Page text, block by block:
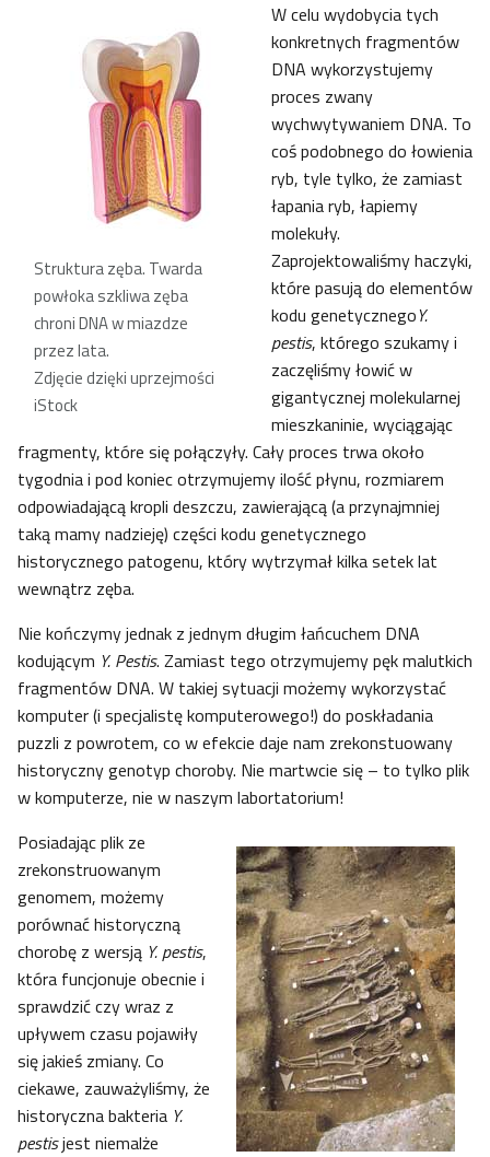
Struktura zęba. Twarda
powłoka szkliwa zęba
chroni DNA w miazdze
przez lata.
Zdjęcie dzięki uprzejmości
iStock
W celu wydobycia tych
konkretnych fragmentów
DNA wykorzystujemy
proces zwany
wychwytywaniem DNA. To
coś podobnego do łowienia
ryb, tyle tylko, że zamiast
łapania ryb, łapiemy
molekuły.
Zaprojektowaliśmy haczyki,
które pasują do elementów
kodu genetycznegoY.
pestis, którego szukamy i
zaczęliśmy łowić w
gigantycznej molekularnej
mieszkaninie, wyciągając
fragmenty, które się połączyły. Cały proces trwa około
tygodnia i pod koniec otrzymujemy ilość płynu, rozmiarem
odpowiadającą kropli deszczu, zawierającą (a przynajmniej
taką mamy nadzieję) części kodu genetycznego
historycznego patogenu, który wytrzymał kilka setek lat
wewnątrz zęba.
Nie kończymy jednak z jednym długim łańcuchem DNA
kodującym Y. Pestis. Zamiast tego otrzymujemy pęk malutkich
fragmentów DNA. W takiej sytuacji możemy wykorzystać
komputer (i specjalistę komputerowego!) do poskładania
puzzli z powrotem, co w efekcie daje nam zrekonstuowany
historyczny genotyp choroby. Nie martwcie się – to tylko plik
w komputerze, nie w naszym labortatorium!
Posiadając plik ze
zrekonstruowanym
genomem, możemy
porównać historyczną
chorobę z wersją Y. pestis,
która funcjonuje obecnie i
sprawdzić czy wraz z
upływem czasu pojawiły
się jakieś zmiany. Co
ciekawe, zauważyliśmy, że
historyczna bakteria Y.
pestisjest niemalże